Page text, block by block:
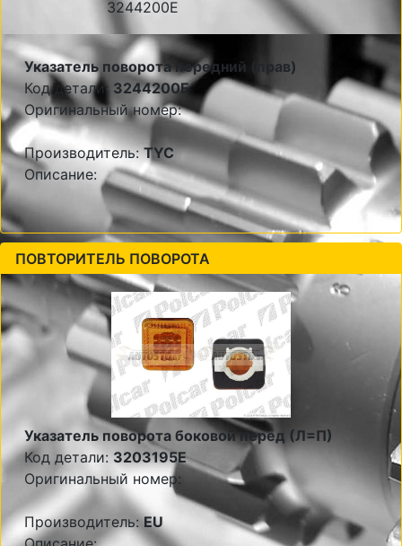
Указатель поворота передний (прав)
Код детали: 3244200E
Оригинальный номер:
Производитель:TYC
Описание:
ПОВТОРИТЕЛЬ ПОВОРОТА
Указатель поворота боковой перед (Л=П)
Код детали: 3203195E
Оригинальный номер:
Производитель:EU